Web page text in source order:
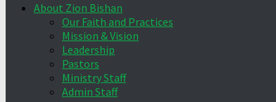
About Zion Bishan
Our Faith and Practices
Mission & Vision
Leadership
Pastors
Ministry Staff
Admin Staff